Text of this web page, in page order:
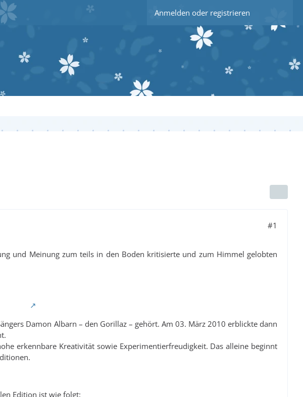
Anmelden oder registrieren
#1
und Meinung zum teils in den Boden kritisierte und zum Himmel gelobten
Damon Albarn – den Gorillaz – gehört. Am 03. März 2010 erblickte dann
erkennbare Kreativität sowie Experimentierfreudigkeit. Das alleine beginnt
Edition ist wie folgt: